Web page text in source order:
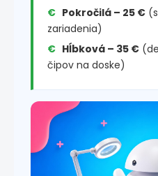
Pokročilá – 25 €
zariadenia)
Hĺbková – 35 €
čipov na doske)